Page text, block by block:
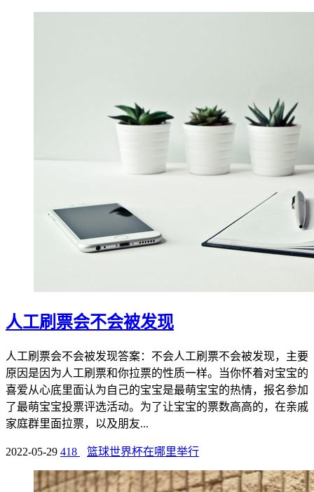
人工刷票会不会被发现
人工刷票会不会被发现答案：不会人工刷票不会被发现，主要
原因是因为人工刷票和你拉票的性质一样。当你怀着对宝宝的
喜爱从心底里面认为自己的宝宝是最萌宝宝的热情，报名参加
了最萌宝宝投票评选活动。为了让宝宝的票数高高的，在亲戚
家庭群里面拉票，以及朋友...
2022-05-29 418 篮球世界杯在哪里举行